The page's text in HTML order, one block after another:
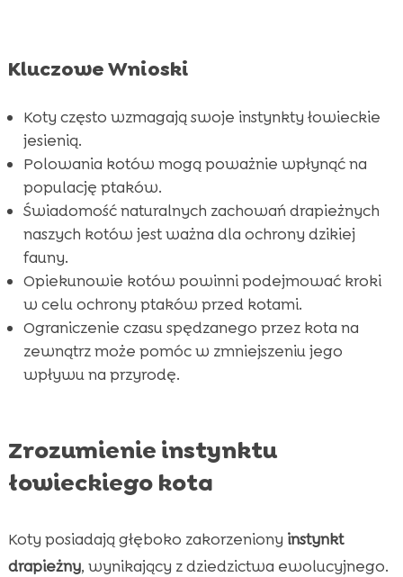
Wniosek
Kluczowe Wnioski
Koty często wzmagają swoje instynkty łowieckie
jesienią.
Polowania kotów mogą poważnie wpłynąć na
populację ptaków.
Świadomość naturalnych zachowań drapieżnych
naszych kotów jest ważna dla ochrony dzikiej
fauny.
Opiekunowie kotów powinni podejmować kroki
w celu ochrony ptaków przed kotami.
Ograniczenie czasu spędzanego przez kota na
zewnątrz może pomóc w zmniejszeniu jego
wpływu na przyrodę.
Zrozumienie instynktu
łowieckiego kota
Koty posiadają głęboko zakorzeniony instynkt
drapieżny, wynikający z dziedzictwa ewolucyjnego.